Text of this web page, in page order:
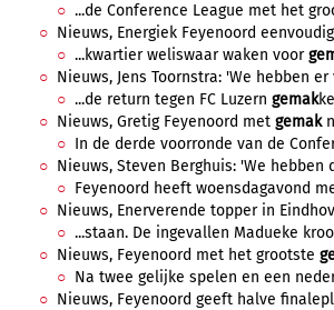
...de Conference League met het
Nieuws, Energiek Feyenoord
...kwartier weliswaar waken voor
Nieuws, Jens Toornstra: 'We hebben
...de return tegen FC Luzern gemak
Nieuws, Gretig Feyenoord met gemak
In de derde voorronde van de
Nieuws, Steven Berghuis: 'We hebben
Feyenoord heeft woensdagavond
Nieuws, Enerverende topper in
...staan. De ingevallen Madueke
Nieuws, Feyenoord met het grootste
Na twee gelijke spelen en een
Nieuws, Feyenoord geeft halve